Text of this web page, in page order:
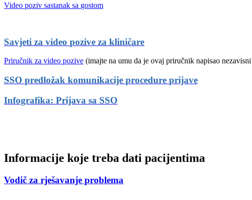
Video poziv sastanak sa gostom
Savjeti za video pozive za kliničare
Priručnik za video pozive (imajte na umu da je ovaj priručnik napisao nezavisni
SSO predložak komunikacije procedure prijave
Infografika: Prijava sa SSO
Informacije koje treba dati pacijentima
Vodič za rješavanje problema